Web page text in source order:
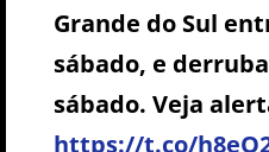
Grande do Sul
sábado, e
sábado. Veja
https://t.co/